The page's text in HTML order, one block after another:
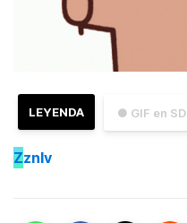
● GIF en SD
LEYENDA
Zznlv